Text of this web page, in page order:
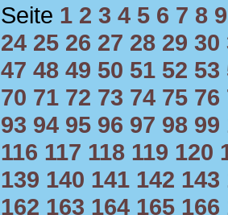
Seite 1 2 3 4 5 6 7 8 9
24 25 26 27 28 29 30
47 48 49 50 51 52 53
70 71 72 73 74 75 76
93 94 95 96 97 98 99
116 117 118 119 120
139 140 141 142 143
162 163 164 165 166